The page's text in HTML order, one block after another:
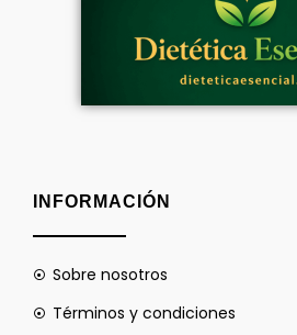
INFORMACIÓN
Sobre nosotros
Términos y condiciones